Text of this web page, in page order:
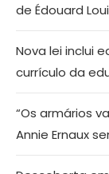
de Édouard
Nova lei inclui
currículo da
“Os armários
Annie Ernaux